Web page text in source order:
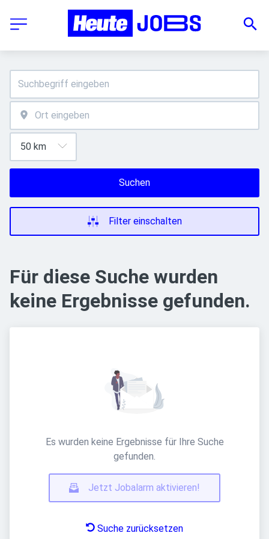
Suchen
Filter einschalten
Für diese Suche wurden
keine Ergebnisse gefunden.
Es wurden keine Ergebnisse für Ihre Suche
gefunden.
Jetzt Jobalarm aktivieren!
Suche zurücksetzen